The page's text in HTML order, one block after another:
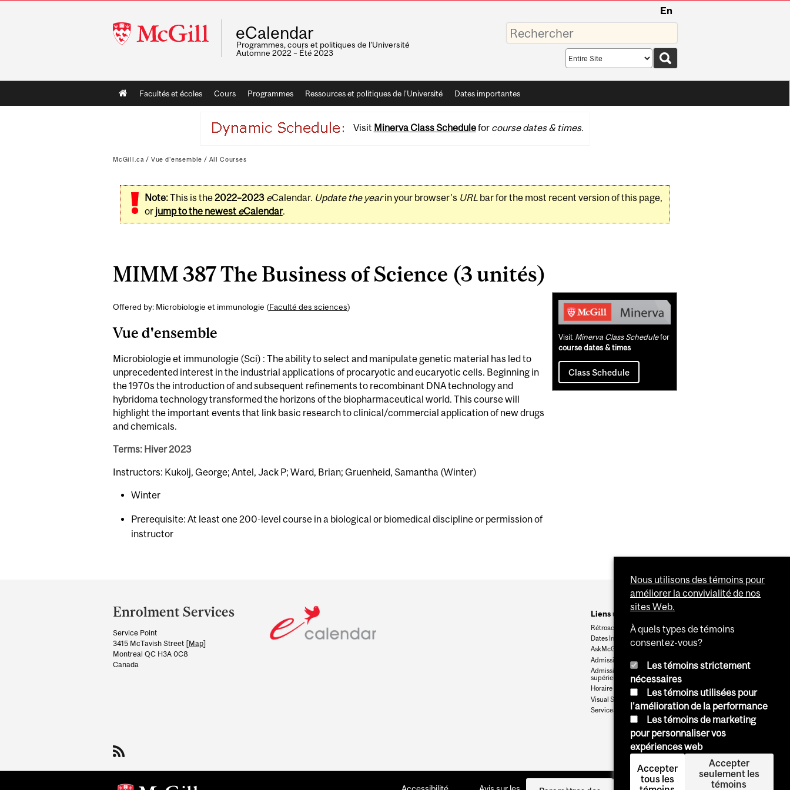
McGill
University
En
eCalendar
Programmes, cours et politiques de l'Université
Automne 2022 – Été 2023
Saisissez
vos
mots-
Search
scope
Main
navigation
Facultés et écoles Cours Programmes Ressources et politiques de l'Université Dates importantes
Visit Minerva Class Schedulefor course dates & times.
McGill.ca / Vue d'ensemble / All Courses
Note:This is the2022–2023 eCalendar. Update the yearin your browser's URLbar for the most recent version of this page,
or jump to the newest eCalendar.
MIMM 387 The Business of Science (3 unités)
Offered by: Microbiologie et immunologie (Faculté des sciences)
Vue d'ensemble
Microbiologie et immunologie (Sci) : The ability to select and manipulate genetic material has led to
unprecedented interest in the industrial applications of procaryotic and eucaryotic cells. Beginning in
the 1970s the introduction of and subsequent refinements to recombinant DNA technology and
hybridoma technology transformed the horizons of the biopharmaceutical world. This course will
highlight the important events that link basic research to clinical/commercial application of new drugs
and chemicals.
Terms: Hiver 2023
Instructors: Kukolj, George; Antel, Jack P; Ward, Brian; Gruenheid, Samantha (Winter)
Winter
Prerequisite: At least one 200-level course in a biological or biomedical discipline or permission of
instructor
Related
Content
Visit Minerva Class Schedulefor
course dates & times
Class Schedule
and
University
Information
Enrolment Services
Service Point
3415 McTavish Street [Map]
Montreal QC H3A 0C8
Canada
Liens utiles
Rétroaction
Dates Importantes
AskMcGill
Admission au premier cycle
Admissions aux cycles
supérieurs et postdoctoraux
Horaire des cours
Visual Schedule Builder
Services aux étudiants
Nous utilisons des témoins pour
améliorer la convivialité de nos
sites Web.
À quels types de témoins
consentez-vous?
Les témoins strictement
nécessaires
Les témoins utilisées pour
l'amélioration de la performance
Les témoins de marketing
pour personnaliser vos
expériences web
Accepter
tous les
Accepter
seulement les
témoins